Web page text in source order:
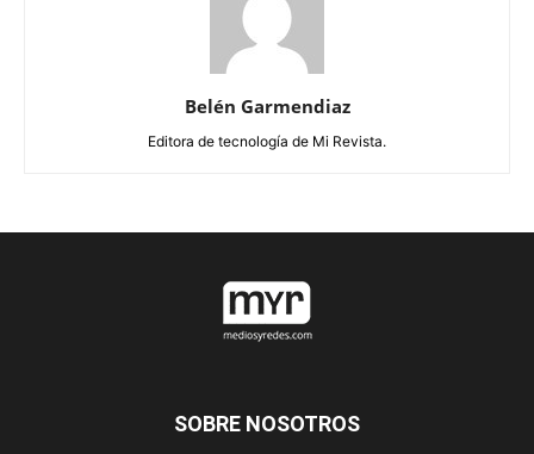
Belén Garmendiaz
Editora de tecnología de Mi Revista.
SOBRE NOSOTROS